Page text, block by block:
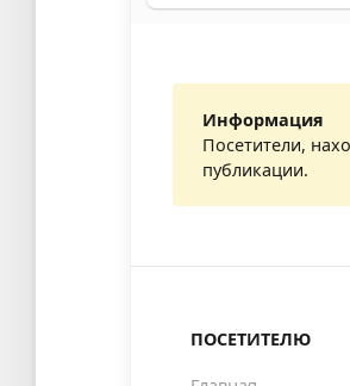
Информация
Посетители,
публикации.
ПОСЕТИТЕЛЮ